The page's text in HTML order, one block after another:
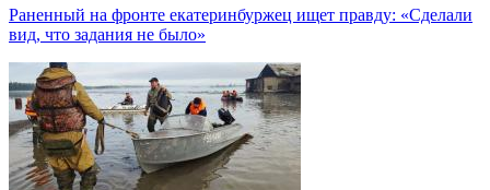
Раненный на фронте екатеринбуржец ищет правду: «Сделали
вид, что задания не было»